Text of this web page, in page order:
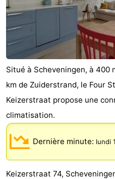
Situé à Scheveningen, à 400
km de Zuiderstrand, le Four
Keizerstraat propose une
climatisation.
Dernière minute: lundi
Keizerstraat 74,